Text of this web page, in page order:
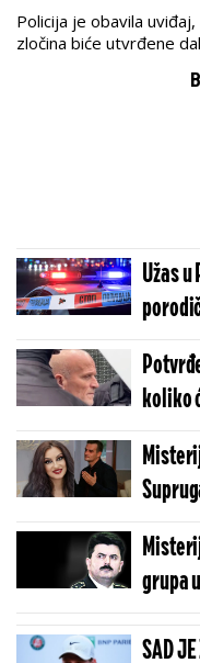
Policija je obavila
zločina biće utvrđene
Užas
koliko
grupa
SAD